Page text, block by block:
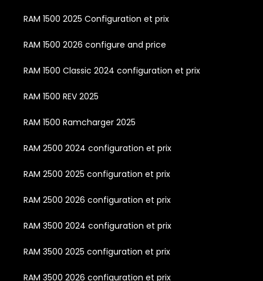
RAM 1500 2025 Configuration et prix
RAM 1500 2026 configure and price
RAM 1500 Classic 2024 configuration et prix
RAM 1500 REV 2025
RAM 1500 Ramcharger 2025
RAM 2500 2024 configuration et prix
RAM 2500 2025 configuration et prix
RAM 2500 2026 configuration et prix
RAM 3500 2024 configuration et prix
RAM 3500 2025 configuration et prix
RAM 3500 2026 configuration et prix